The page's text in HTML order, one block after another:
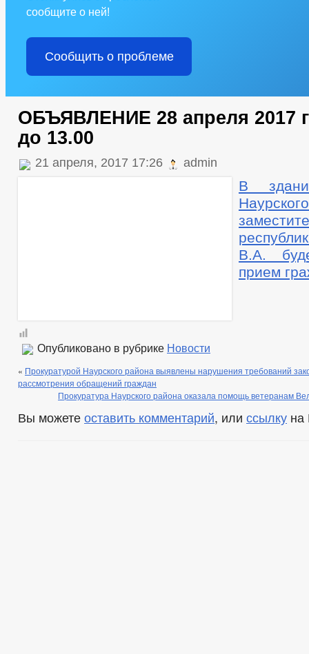
сообщите о ней!
Сообщить о проблеме
ОБЪЯВЛЕНИЕ 28 апреля 2017
до 13.00
21 апреля, 2017 17:26 admin
В
В.А.
прием
Опубликовано в рубрике Новости
« Прокуратурой Наурского района выявлены нарушения требований
рассмотрения обращений граждан
Прокуратура Наурского района оказала помощь ветеранам
Вы можете оставить комментарий, или ссылку на